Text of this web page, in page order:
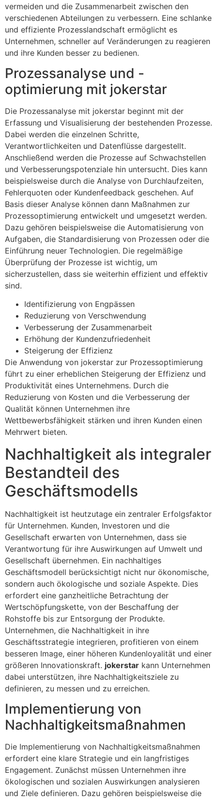
vermeiden und die Zusammenarbeit zwischen den
verschiedenen Abteilungen zu verbessern. Eine schlanke
und effiziente Prozesslandschaft ermöglicht es
Unternehmen, schneller auf Veränderungen zu reagieren
und ihre Kunden besser zu bedienen.
Prozessanalyse und -
optimierung mit jokerstar
Die Prozessanalyse mit jokerstar beginnt mit der
Erfassung und Visualisierung der bestehenden Prozesse.
Dabei werden die einzelnen Schritte,
Verantwortlichkeiten und Datenflüsse dargestellt.
Anschließend werden die Prozesse auf Schwachstellen
und Verbesserungspotenziale hin untersucht. Dies kann
beispielsweise durch die Analyse von Durchlaufzeiten,
Fehlerquoten oder Kundenfeedback geschehen. Auf
Basis dieser Analyse können dann Maßnahmen zur
Prozessoptimierung entwickelt und umgesetzt werden.
Dazu gehören beispielsweise die Automatisierung von
Aufgaben, die Standardisierung von Prozessen oder die
Einführung neuer Technologien. Die regelmäßige
Überprüfung der Prozesse ist wichtig, um
sicherzustellen, dass sie weiterhin effizient und effektiv
sind.
Identifizierung von Engpässen
Reduzierung von Verschwendung
Verbesserung der Zusammenarbeit
Erhöhung der Kundenzufriedenheit
Steigerung der Effizienz
Die Anwendung von jokerstar zur Prozessoptimierung
führt zu einer erheblichen Steigerung der Effizienz und
Produktivität eines Unternehmens. Durch die
Reduzierung von Kosten und die Verbesserung der
Qualität können Unternehmen ihre
Wettbewerbsfähigkeit stärken und ihren Kunden einen
Mehrwert bieten.
Nachhaltigkeit als integraler
Bestandteil des
Geschäftsmodells
Nachhaltigkeit ist heutzutage ein zentraler Erfolgsfaktor
für Unternehmen. Kunden, Investoren und die
Gesellschaft erwarten von Unternehmen, dass sie
Verantwortung für ihre Auswirkungen auf Umwelt und
Gesellschaft übernehmen. Ein nachhaltiges
Geschäftsmodell berücksichtigt nicht nur ökonomische,
sondern auch ökologische und soziale Aspekte. Dies
erfordert eine ganzheitliche Betrachtung der
Wertschöpfungskette, von der Beschaffung der
Rohstoffe bis zur Entsorgung der Produkte.
Unternehmen, die Nachhaltigkeit in ihre
Geschäftsstrategie integrieren, profitieren von einem
besseren Image, einer höheren Kundenloyalität und einer
größeren Innovationskraft. jokerstar kann Unternehmen
dabei unterstützen, ihre Nachhaltigkeitsziele zu
definieren, zu messen und zu erreichen.
Implementierung von
Nachhaltigkeitsmaßnahmen
Die Implementierung von Nachhaltigkeitsmaßnahmen
erfordert eine klare Strategie und ein langfristiges
Engagement. Zunächst müssen Unternehmen ihre
ökologischen und sozialen Auswirkungen analysieren
und Ziele definieren. Dazu gehören beispielsweise die